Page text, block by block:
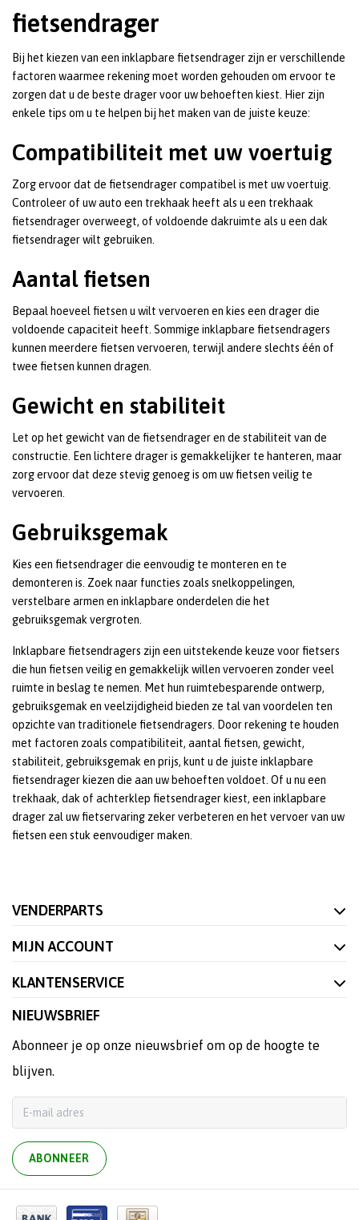
fietsendrager
Bij het kiezen van een inklapbare fietsendrager zijn er verschillende
factoren waarmee rekening moet worden gehouden om ervoor te
zorgen dat u de beste drager voor uw behoeften kiest. Hier zijn
enkele tips om u te helpen bij het maken van de juiste keuze:
Compatibiliteit met uw voertuig
Zorg ervoor dat de fietsendrager compatibel is met uw voertuig.
Controleer of uw auto een trekhaak heeft als u een trekhaak
fietsendrager overweegt, of voldoende dakruimte als u een dak
fietsendrager wilt gebruiken.
Aantal fietsen
Bepaal hoeveel fietsen u wilt vervoeren en kies een drager die
voldoende capaciteit heeft. Sommige inklapbare fietsendragers
kunnen meerdere fietsen vervoeren, terwijl andere slechts één of
twee fietsen kunnen dragen.
Gewicht en stabiliteit
Let op het gewicht van de fietsendrager en de stabiliteit van de
constructie. Een lichtere drager is gemakkelijker te hanteren, maar
zorg ervoor dat deze stevig genoeg is om uw fietsen veilig te
vervoeren.
Gebruiksgemak
Kies een fietsendrager die eenvoudig te monteren en te
demonteren is. Zoek naar functies zoals snelkoppelingen,
verstelbare armen en inklapbare onderdelen die het
gebruiksgemak vergroten.
Inklapbare fietsendragers zijn een uitstekende keuze voor fietsers
die hun fietsen veilig en gemakkelijk willen vervoeren zonder veel
ruimte in beslag te nemen. Met hun ruimtebesparende ontwerp,
gebruiksgemak en veelzijdigheid bieden ze tal van voordelen ten
opzichte van traditionele fietsendragers. Door rekening te houden
met factoren zoals compatibiliteit, aantal fietsen, gewicht,
stabiliteit, gebruiksgemak en prijs, kunt u de juiste inklapbare
fietsendrager kiezen die aan uw behoeften voldoet. Of u nu een
trekhaak, dak of achterklep fietsendrager kiest, een inklapbare
drager zal uw fietservaring zeker verbeteren en het vervoer van uw
fietsen een stuk eenvoudiger maken.
VENDERPARTS
MIJN ACCOUNT
KLANTENSERVICE
NIEUWSBRIEF
Abonneer je op onze nieuwsbrief om op de hoogte te
blijven.
ABONNEER